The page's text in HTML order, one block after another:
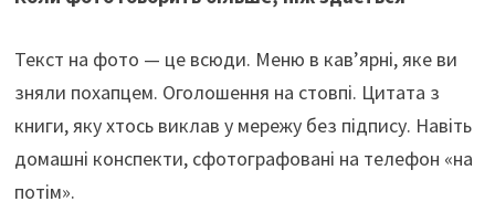
Текст на фото — це всюди. Меню в кав’ярні, яке ви
зняли похапцем. Оголошення на стовпі. Цитата з
книги, яку хтось виклав у мережу без підпису. Навіть
домашні конспекти, сфотографовані на телефон «на
потім».